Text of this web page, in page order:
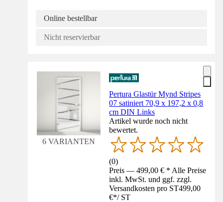
Online bestellbar
Nicht reservierbar
6 VARIANTEN
Pertura Glastür Mynd Stripes
07 satiniert 70,9 x 197,2 x 0,8
cm DIN Links
Artikel wurde noch nicht
bewertet.
(0)
Preis — 499,00 € * Alle Preise
inkl. MwSt. und ggf. zzgl.
Versandkosten pro ST499,00
€*/ ST